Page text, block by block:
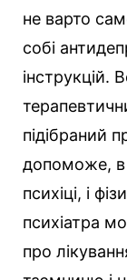
не варто
собі
інструкцій.
підібраний
допоможе, в
психіці, і
психіатра
про